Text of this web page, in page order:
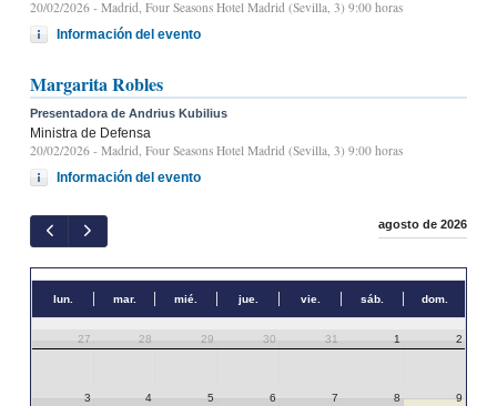
20/02/2026 - Madrid, Four Seasons Hotel Madrid (Sevilla, 3) 9:00 horas
Información del evento
Margarita Robles
Presentadora de Andrius Kubilius
Ministra de Defensa
20/02/2026 - Madrid, Four Seasons Hotel Madrid (Sevilla, 3) 9:00 horas
Información del evento
agosto de 2026
lun. mar. mié. jue. vie. sáb. dom.
27 28 29 30 31 1 2
3 4 5 6 7 8 9